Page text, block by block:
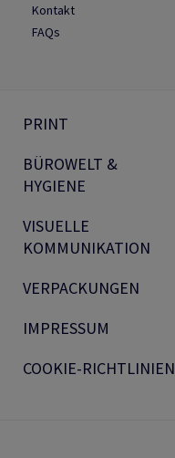
Kontakt
FAQs
PRINT
BÜROWELT &
HYGIENE
VISUELLE
KOMMUNIKATION
VERPACKUNGEN
IMPRESSUM
COOKIE-RICHTLINIEN